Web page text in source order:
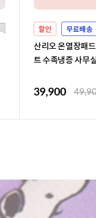
할인 무료배송
산리오 온열장패
트 수족냉증 사무
39,900